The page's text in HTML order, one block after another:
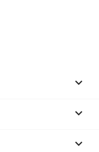


